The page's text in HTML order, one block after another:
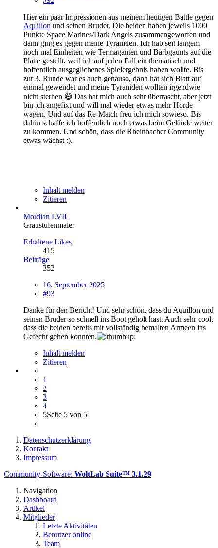
Hier ein paar Impressionen aus meinem heutigen Battle gegen
Aquillon und seinen Bruder. Die beiden haben jeweils 1000
Punkte Space Marines/Dark Angels zusammengeworfen und
dann ging es gegen meine Tyraniden. Ich hab seit langem
noch mal Einheiten wie Termaganten und Barbgaunts auf die
Platte gestellt, weil ich auf jeden Fall ein thematisch und
hoffentlich ausgeglichenes Spielergebnis haben wollte. Bis
zur 3. Runde war es auch genauso, dann hat sich Blatt auf
einmal gewendet und meine Tyraniden wollten irgendwie
nicht sterben 😅 Das hat mich auch sehr überrascht, aber jetzt
bin ich angefixt und will mal wieder etwas mehr Horde
wagen. Und auf das Re-Match freu ich mich sowieso. Bis
dahin schaffe ich hoffentlich noch etwas beim Gelände weiter
zu kommen. Und schön, dass die Rheinbacher Community
etwas wächst :).
Inhalt melden
Zitieren
Mordian LVII
Graustufenmaler
Erhaltene Likes
415
Beiträge
352
16. September 2025
#93
Danke für den Bericht! Und sehr schön, dass du Aquillon und
seinen Bruder so schnell ins Boot geholt hast. Auch sehr cool,
dass die beiden bereits mit vollständig bemalten Armeen ins
Gefecht gehen konnten.
Inhalt melden
Zitieren
1
2
3
4
5Seite 5 von 5
Datenschutzerklärung
Kontakt
Impressum
Community-Software: WoltLab Suite™ 3.1.29
Navigation
Dashboard
Artikel
Mitglieder
Letzte Aktivitäten
Benutzer online
Team